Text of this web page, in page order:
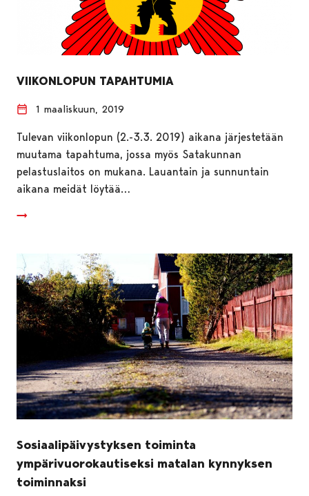
VIIKONLOPUN TAPAHTUMIA
1 maaliskuun, 2019
Tulevan viikonlopun (2.-3.3. 2019) aikana järjestetään
muutama tapahtuma, jossa myös Satakunnan
pelastuslaitos on mukana. Lauantain ja sunnuntain
aikana meidät löytää…
Sosiaalipäivystyksen toiminta
ympärivuorokautiseksi matalan kynnyksen
toiminnaksi